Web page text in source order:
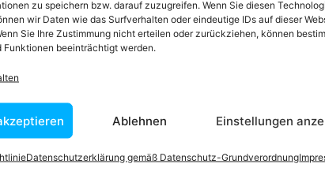
zu speichern bzw. darauf zuzugreifen. Wenn Sie diesen
wir Daten wie das Surfverhalten oder eindeutige IDs auf dieser
Sie Ihre Zustimmung nicht erteilen oder zurückziehen, können
Funktionen beeinträchtigt werden.
Ablehnen Einstellungen
Datenschutzerklärung gemäß Datenschutz-Grundverordnung
DAZN112024.